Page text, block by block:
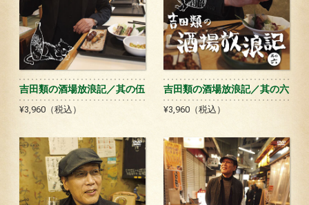
吉田類の酒場放浪記／其の伍
¥3,960（税込）
吉田類の酒場放浪記／其の六
¥3,960（税込）